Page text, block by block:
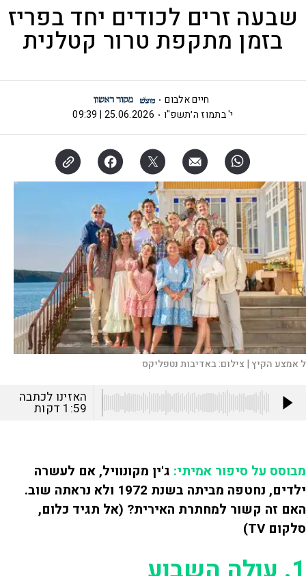
שבעה זרים לכודים יחד בפריז
בזמן מתקפת טרור קטלנית
חיים אלבום
י' בתמוז ה׳תשפ"ו
25.06.2026 | 09:39
אמצע הקיץ | צילום:באדיבות נטפליקס
האזינו לכתבה
1:59 דקות
מבוסס על סיפור אמיתי: ג'ין מקונוויל, אם לעשרה
ילדים, נחטפה מביתה בשנת 1972 ולא נראתה שוב.
האם זה קשור למחתרת האירית? (אל תגיד כלום,
סלקום TV)